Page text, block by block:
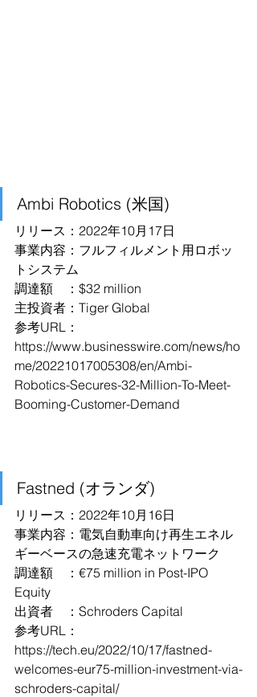
Ambi Robotics (米国)
リリース：2022年10月17日
事業内容：フルフィルメント用ロボッ
トシステム
調達額　：$32 million
主投資者：Tiger Global
参考URL：
https://www.businesswire.com/news/ho
me/20221017005308/en/Ambi-
Robotics-Secures-32-Million-To-Meet-
Booming-Customer-Demand
Fastned (オランダ)
リリース：2022年10月16日
事業内容：電気自動車向け再生エネル
ギーベースの急速充電ネットワーク
調達額　：€75 million in Post-IPO
Equity
出資者　：Schroders Capital
参考URL：
https://tech.eu/2022/10/17/fastned-
welcomes-eur75-million-investment-via-
schroders-capital/